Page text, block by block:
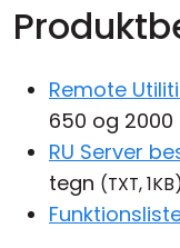
Remote
650 og 2000
RU Server
tegn (TXT,
Uden tilsyn
Active
Uddannelse
iOS/Android